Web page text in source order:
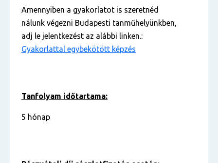
Amennyiben a gyakorlatot is szeretnéd
nálunk végezni Budapesti tanműhelyünkben,
adj le jelentkezést az alábbi linken.:
Gyakorlattal egybekötött képzés
Tanfolyam időtartama:
5 hónap